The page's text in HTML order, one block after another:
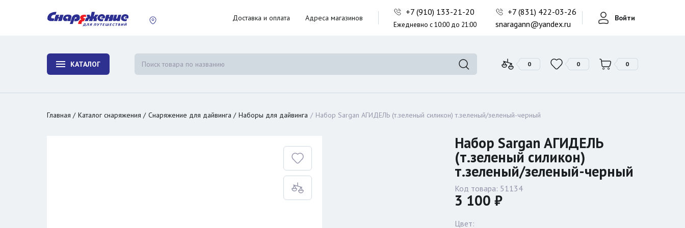
Доставка и оплата Адреса магазинов
+7 (910) 133-21-20
Ежедневно с 10:00 до 21:00
+7 (831) 422-03-26
snaragann@yandex.ru
Войти
КАТАЛОГ 0 0 0
Фонари поисковые
Фонари тактические
Главная Каталог снаряжения Снаряжение для дайвинга Наборы для дайвинга Набор Sargan АГИДЕЛЬ (т.зеленый силикон) т.зеленый/зеленый-черный
Набор Sargan АГИДЕЛЬ
(т.зеленый силикон)
т.зеленый/зеленый-черный
Код товара: 51134
3 100 ₽
Цвет: